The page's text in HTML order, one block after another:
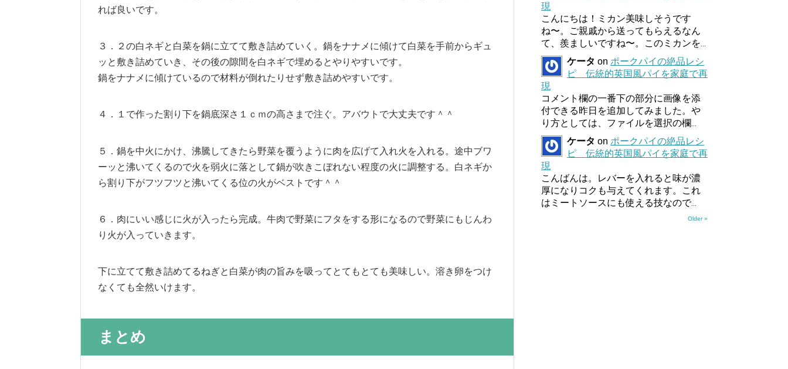
れば良いです。
３．２の白ネギと白菜を鍋に立てて敷き詰めていく。鍋をナナメに傾けて白菜を手前からギュ
ッと敷き詰めていき、その後の隙間を白ネギで埋めるとやりやすいです。
鍋をナナメに傾けているので材料が倒れたりせず敷き詰めやすいです。
４．１で作った割り下を鍋底深さ１ｃｍの高さまで注ぐ。アバウトで大丈夫です＾＾
５．鍋を中火にかけ、沸騰してきたら野菜を覆うように肉を広げて入れ火を入れる。途中ブワ
ーッと沸いてくるので火を弱火に落として鍋が吹きこぼれない程度の火に調整する。白ネギか
ら割り下がフツフツと沸いてくる位の火がベストです＾＾
６．肉にいい感じに火が入ったら完成。牛肉で野菜にフタをする形になるので野菜にもじんわ
り火が入っていきます。
下に立てて敷き詰めてるねぎと白菜が肉の旨みを吸ってとてもとても美味しい。溶き卵をつけ
なくても全然いけます。
まとめ
現
こんにちは！ミカン美味しそうです
ね〜。ご親戚から送ってもらえるなん
て、羨ましいですね〜。このミカンを
ケータ on ポークパイの絶品レシ
ピ 伝統的英国風パイを家庭で再
現
コメント欄の一番下の部分に画像を添
付できる昨日を追加してみました。や
り方としては、ファイルを選択の欄
ケータ on ポークパイの絶品レシ
ピ 伝統的英国風パイを家庭で再
現
こんばんは。レバーを入れると味が濃
厚になりコクも与えてくれます。これ
はミートソースにも使える技なので...
Older »